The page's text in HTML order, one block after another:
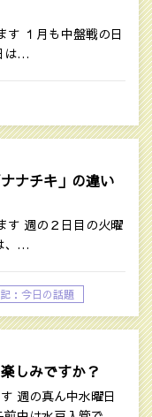
す １月も中盤戦の日
は…
ナチキ」の違い
す 週の２日目の火曜
、…
：今日の話題
しみですか？
週の真ん中水曜日